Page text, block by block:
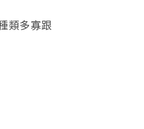
類多寡跟